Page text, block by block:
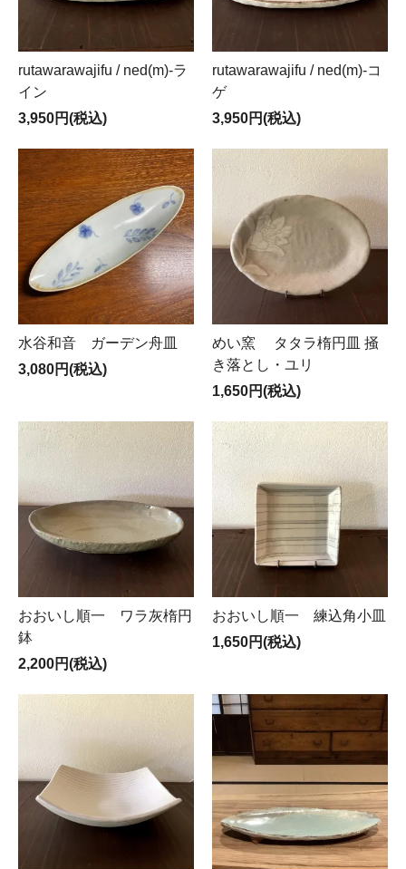
rutawarawajifu / ned(m)-ラ
イン
3,950円(税込)
rutawarawajifu / ned(m)-コ
ゲ
3,950円(税込)
水谷和音 ガーデン舟皿
3,080円(税込)
めい窯 タタラ楕円皿 掻
き落とし・ユリ
1,650円(税込)
おおいし順一 ワラ灰楕円
鉢
2,200円(税込)
おおいし順一 練込角小皿
1,650円(税込)